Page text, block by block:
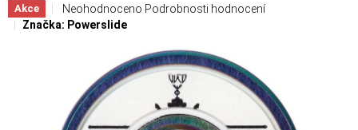
Akce Průměrné hodnocení produktu je 0,0 z 5 hvězdiček.
Neohodnoceno Podrobnosti hodnocení
Značka: Powerslide